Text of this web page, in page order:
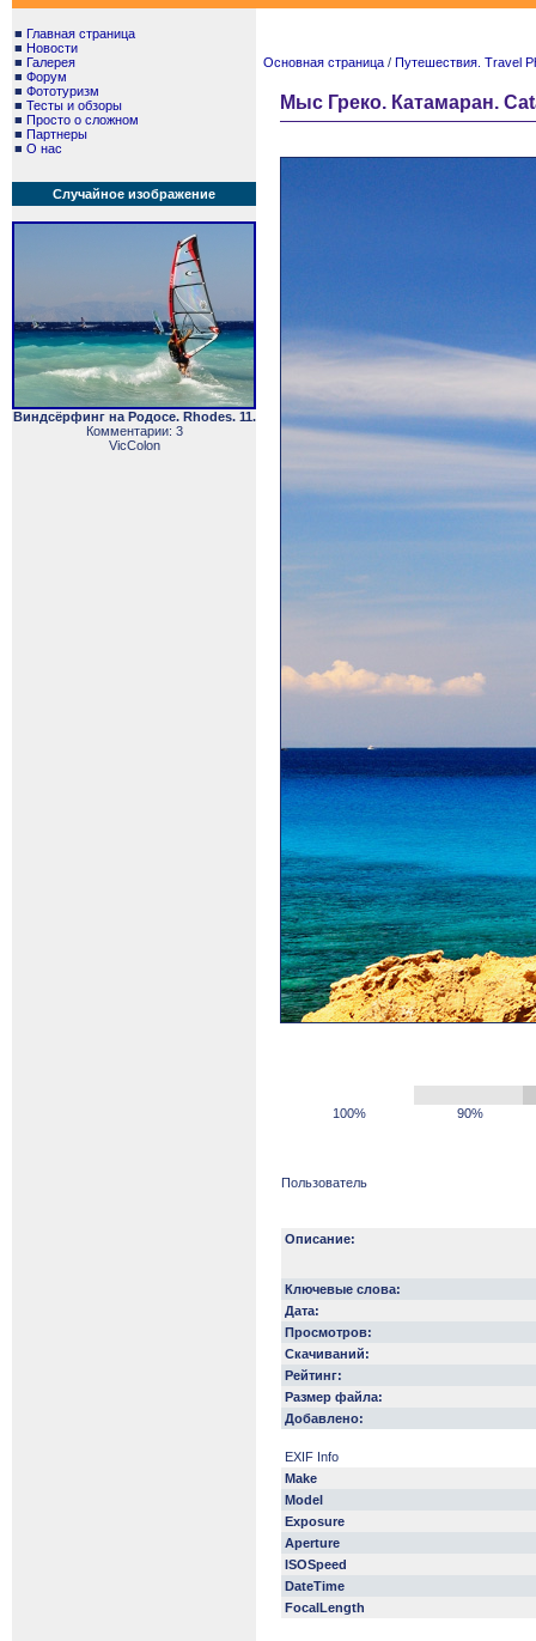
■ Главная страница
■ Новости
■ Галерея
■ Форум
■ Фототуризм
■ Тесты и обзоры
■ Просто о сложном
■ Партнеры
■ О нас
Случайное изображение
Виндсёрфинг на Родосе. Rhodes. 11.
Комментарии: 3
VicColon
Основная страница / Путешествия. Travel
Мыс Греко. Катамаран.
100% 90%
Пользователь
Описание:
Ключевые слова:
Дата:
Просмотров:
Скачиваний:
Рейтинг:
Размер файла:
Добавлено:
EXIF Info
Make
Model
Exposure
Aperture
ISOSpeed
DateTime
FocalLength